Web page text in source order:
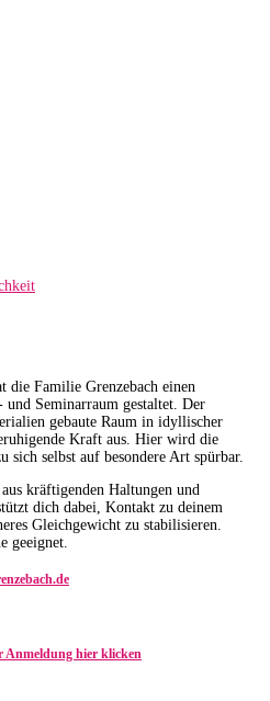
die Familie Grenzebach einen
und Seminarraum gestaltet. Der
gebaute Raum in idyllischer
Kraft aus. Hier wird die
selbst auf besondere Art spürbar.
kräftigenden Haltungen und
dich dabei, Kontakt zu deinem
Gleichgewicht zu stabilisieren.
geeignet.
Anmeldung hier klicken